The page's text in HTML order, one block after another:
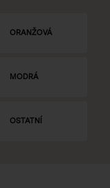
ORANŽOVÁ
MODRÁ
OSTATNÍ